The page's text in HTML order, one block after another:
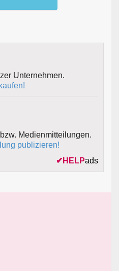
Unternehmen.
Medienmitteilungen.
publizieren!
✔ HELPads